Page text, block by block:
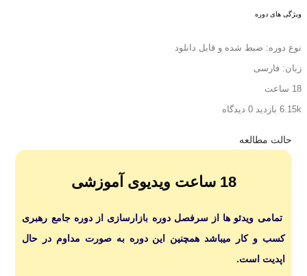
ویژگی های دوره
نوع دوره: ضبط شده و قابل دانلود
زبان: فارسی
18 ساعت
6.15k بازدید
حالت مطالعه
18 ساعت ویدیوی آموزشی
تمامی ویدئو ها از سرفصل دوره بازارسازی از دوره جامع رهبری
کسب و کار میباشد همچنین این دوره به صورت مداوم در حال
اپدیت است.